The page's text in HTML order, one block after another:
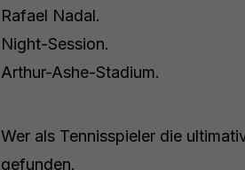
Rafael Nadal.
Night-Session.
Arthur-Ashe-Stadium.
Wer als Tennisspieler die
gefunden.